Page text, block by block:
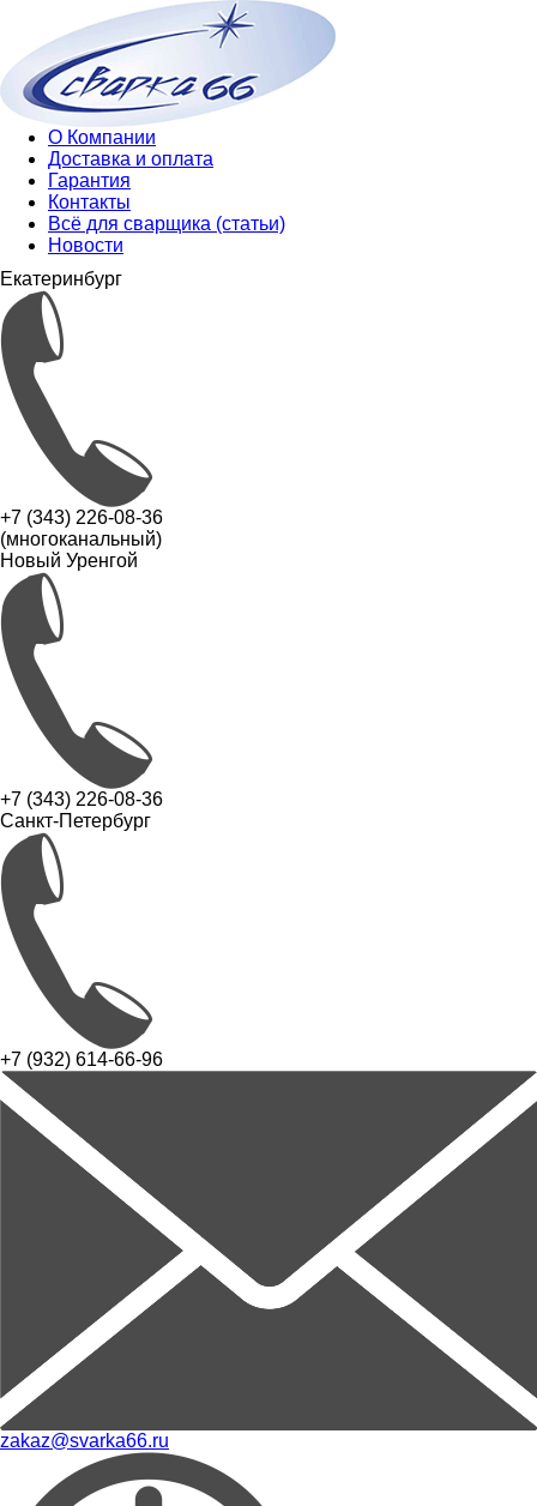
О Компании
Доставка и оплата
Гарантия
Контакты
Всё для сварщика (статьи)
Новости
Екатеринбург
+7 (343) 226-08-36
(многоканальный)
Новый Уренгой
+7 (343) 226-08-36
Санкт-Петербург
+7 (932) 614-66-96
zakaz@svarka66.ru